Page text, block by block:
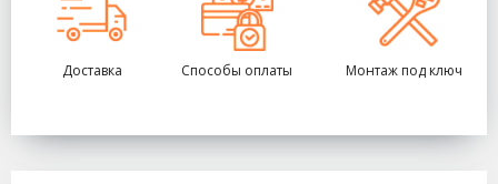
Доставка Способы оплаты Монтаж под ключ